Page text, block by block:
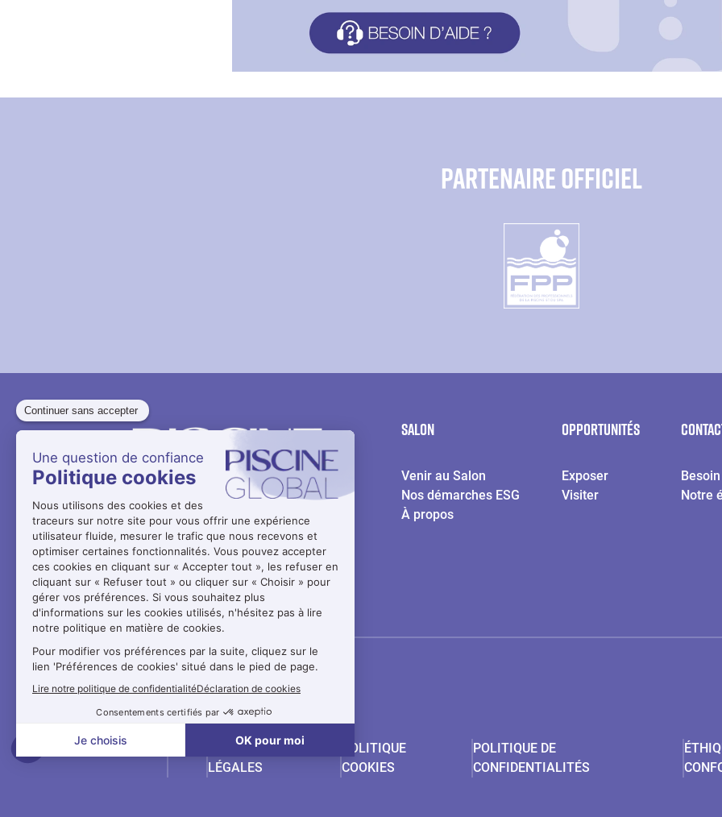
PARTENAIRE OFFICIEL
Paragraphes
Paragraphes
Salon
Venir au Salon
Nos démarches ESG
À propos
Opportunités
Exposer
Visiter
Besoin
Notre
Paragraphes
SUIVEZ-NOUS SUR
MENTIONS
LÉGALES
POLITIQUE
COOKIES
POLITIQUE DE
CONFIDENTIALITÉS